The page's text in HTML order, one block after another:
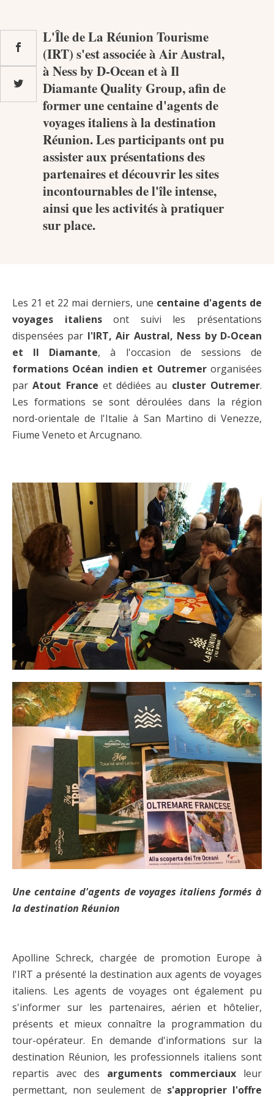
MEDIA
Photothèque
Documents
L'Île de La Réunion Tourisme
(IRT) s'est associée à Air Austral,
à Ness by D-Ocean et à Il
Diamante Quality Group, afin de
former une centaine d'agents de
voyages italiens à la destination
Réunion. Les participants ont pu
assister aux présentations des
partenaires et découvrir les sites
incontournables de l'île intense,
ainsi que les activités à pratiquer
sur place.
Les 21 et 22 mai derniers, une centaine d'agents de
voyages italiensont suivi les présentations
dispensées par l'IRT, Air Austral, Ness by D-Ocean
et Il Diamante, à l'occasion de sessions de
formations Océan indien et Outremerorganisées
parAtout France et dédiées au cluster Outremer.
Les formations se sont déroulées dans la région
nord-orientale de l'Italie à San Martino di Venezze,
Fiume Veneto et Arcugnano.
Une centaine d'agents de voyages italiens formés à
la destination Réunion
Apolline Schreck, chargée de promotion Europe à
l'IRT a présenté la destination aux agents de voyages
italiens. Les agents de voyages ont également pu
s'informer sur les partenaires, aérien et hôtelier,
présents et mieux connaître la programmation du
tour-opérateur. En demande d'informations sur la
destination Réunion, les professionnels italiens sont
repartis avec des arguments commerciaux leur
permettant, non seulement de s'approprier l'offre